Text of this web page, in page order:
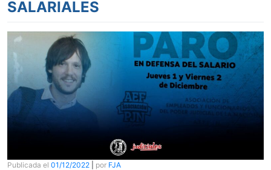
SALARIALES
Publicada el 01/12/2022 por FJA